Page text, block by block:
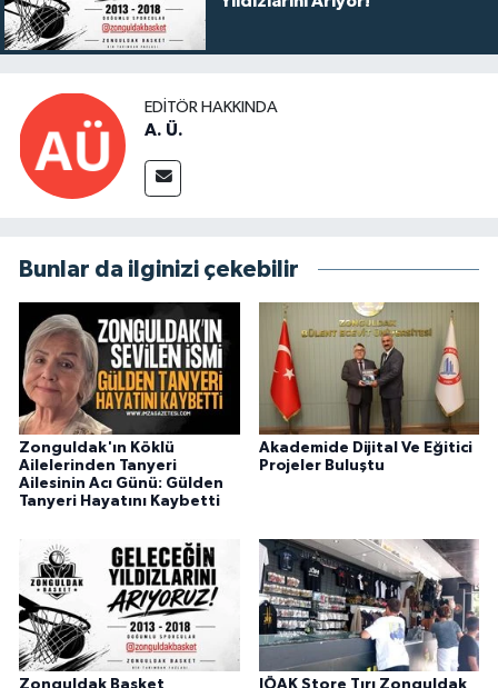
EDITÖR HAKKINDA
A. Ü.
Bunlar da ilginizi çekebilir
Zonguldak'ın Köklü
Ailelerinden Tanyeri
Ailesinin Acı Günü: Gülden
Tanyeri Hayatını Kaybetti
Akademide Dijital Ve Eğitici
Projeler Buluştu